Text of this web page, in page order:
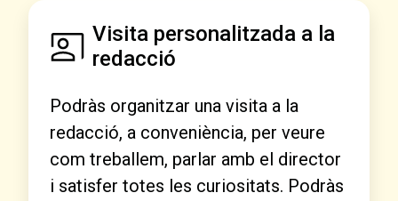
Visita personalitzada a la
redacció
Podràs organitzar una visita a la
redacció, a conveniència, per veure
com treballem, parlar amb el director
i satisfer totes les curiositats. Podràs